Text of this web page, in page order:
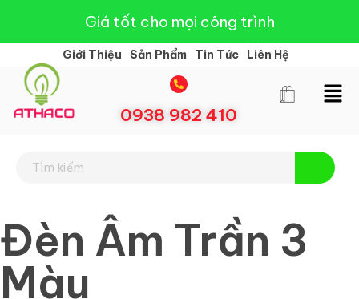
Giá tốt cho mọi công trình
Giới Thiệu Sản Phẩm Tin Tức Liên Hệ
0938 982 410
Đèn Âm Trần 3
Màu